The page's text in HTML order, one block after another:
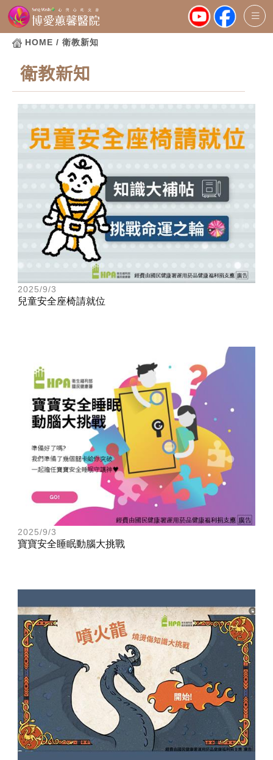
HOME / 衛教新知
衛教新知
2025/9/3
兒童安全座椅請就位
2025/9/3
寶寶安全睡眠動腦大挑戰